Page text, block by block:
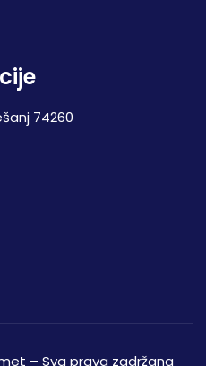
74260
– Sva prava zadržana